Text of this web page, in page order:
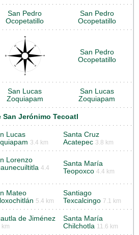
San Pedro
Ocopetatillo
San Pedro
Ocopetatillo
San Pedro
Ocopetatillo
San Lucas
Zoquiapam
San Lucas
Zoquiapam
Jerónimo Tecoatl
Lucas
3.4 km
Santa Cruz
Acatepec 3.8 km
Lorenzo
4.4
Santa María
Teopoxco 4.4 km
Mateo
5.4 km
Santiago
Texcalcingo 7.1 km
de Jiménez
km
Santa María
Chilchotla 11.6 km